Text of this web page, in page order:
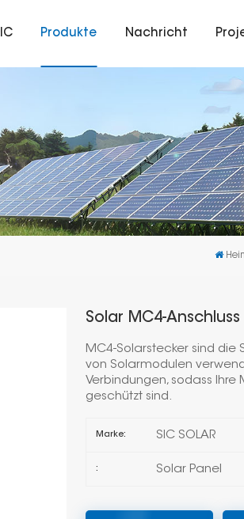
Produkte Nachricht
Solar MC4-Anschluss
MC4-Solarstecker sind die
von Solarmodulen
Verbindungen, sodass Ihre
geschützt sind.
Marke: SIC SOLAR
: Solar Panel